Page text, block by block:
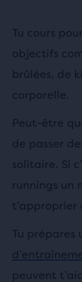
Tu cours
objectifs
brûlées, de
corporelle.
Peut-être
de passer
solitaire. Si
runnings un
t’approprier
Tu prépares
peuvent